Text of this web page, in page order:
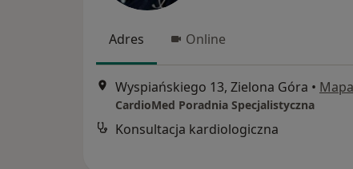
Adres Online
Wyspiańskiego 13, Zielona Góra • Mapa
CardioMed Poradnia Specjalistyczna
Konsultacja kardiologiczna